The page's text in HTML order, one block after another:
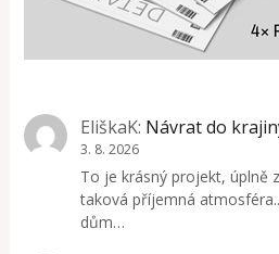
EliškaK: Návrat do
3. 8. 2026
To je krásný projekt, úplně
taková příjemná
dům…